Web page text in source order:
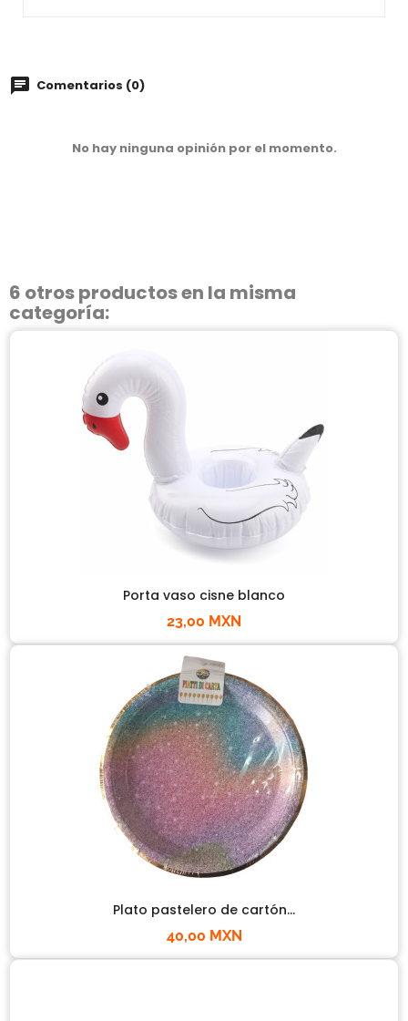
Comentarios (0)
No hay ninguna opinión por el momento.
6 otros productos en la misma
categoría:
Porta vaso cisne blanco
23,00 MXN
Plato pastelero de cartón...
40,00 MXN